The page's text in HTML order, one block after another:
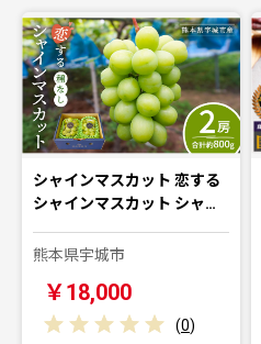
シャインマスカット 恋する
シャインマスカット シャ…
熊本県宇城市
￥18,000
(0)